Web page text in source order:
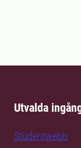
Utvalda
Studentwebb